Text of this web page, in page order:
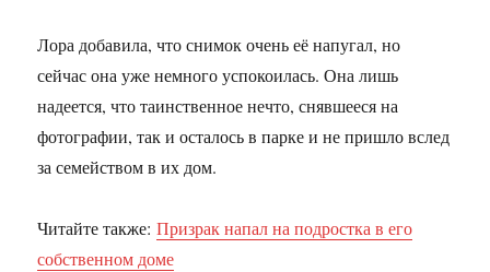
Лора добавила, что снимок очень её напугал, но
сейчас она уже немного успокоилась. Она лишь
надеется, что таинственное нечто, снявшееся на
фотографии, так и осталось в парке и не пришло вслед
за семейством в их дом.
Читайте также:Призрак напал на подростка в его
собственном доме